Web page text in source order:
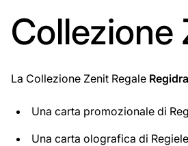
Collezione
La Collezione Zenit Regale
Una carta promozionale di
Una carta olografica di